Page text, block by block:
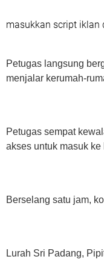
masukkan script iklan
Petugas langsung
menjalar kerumah-
Petugas sempat
akses untuk masuk
Berselang satu jam,
Lurah Sri Padang,